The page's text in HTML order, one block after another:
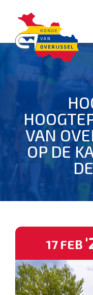
VAN
OP DE
17 FEB